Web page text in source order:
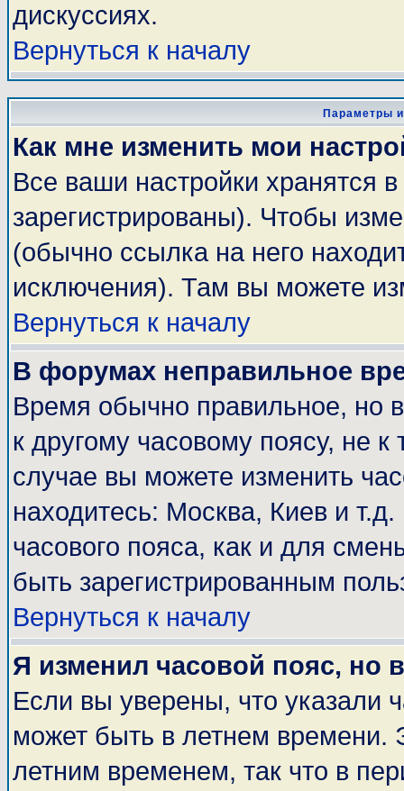
дискуссиях.
Вернуться к началу
Параметры
Как мне изменить мои
Все ваши настройки хранятся
зарегистрированы). Чтобы
(обычно ссылка на него
исключения). Там вы можете
Вернуться к началу
В форумах неправильное
Время обычно правильное, но
к другому часовому поясу, не
случае вы можете изменить
находитесь: Москва, Киев и
часового пояса, как и для
быть зарегистрированным
Вернуться к началу
Я изменил часовой пояс, но
Если вы уверены, что указали
может быть в летнем времени.
летним временем, так что в